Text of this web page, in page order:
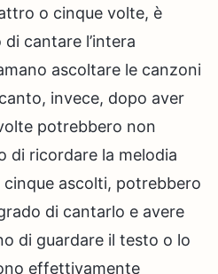
o cinque volte, è
cantare l’intera
ascoltare le canzoni
invece, dopo aver
potrebbero non
di ricordare la melodia
ascolti, potrebbero
di cantarlo e avere
di guardare il testo o lo
effettivamente